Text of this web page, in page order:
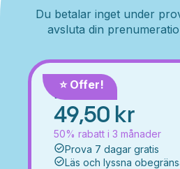
Du betalar inget under
avsluta din
⭐️ Offer!
Månad
49,50 kr
50% rabatt i 3 månader
Prova 7 dagar gratis
Läs och lyssna